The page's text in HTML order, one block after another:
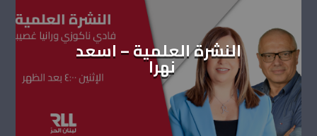
النشرة العلمية – اسعد
نهرا